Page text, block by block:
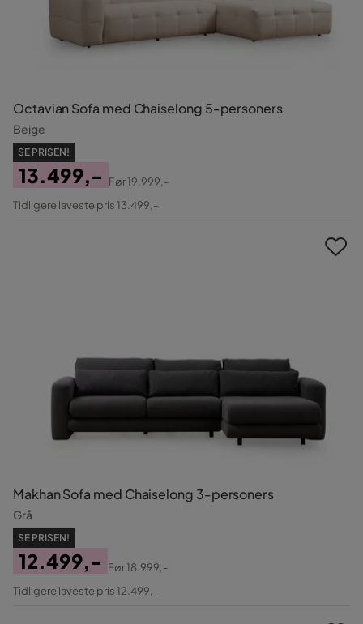
Octavian Sofa med Chaiselong 5-personers
Beige
SE PRISEN!
Pris
13.499,-
Original
Før19.999,-
Tidligere laveste pris 13.499,-
Makhan Sofa med Chaiselong 3-personers
Grå
SE PRISEN!
Pris
12.499,-
Original
Før18.999,-
Tidligere laveste pris 12.499,-